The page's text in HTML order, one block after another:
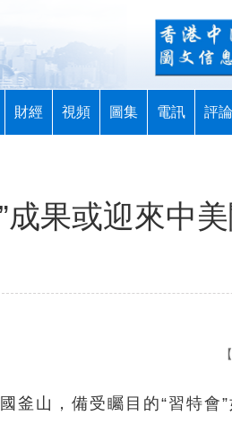
財經 視頻 圖集 電訊 評論
成果或迎來中
山，備受矚目的“習特會”